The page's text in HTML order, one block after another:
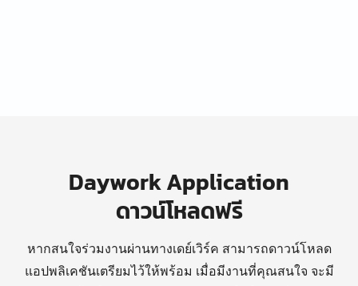
Daywork Application
ดาวน์โหลดฟรี
หากสนใจร่วมงานผ่านทางเดย์เวิร์ค สามารถดาวน์โหลด
แอปพลิเคชันเตรียมไว้ให้พร้อม เมื่อมีงานที่คุณสนใจ จะมี